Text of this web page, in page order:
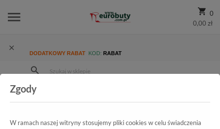
0
0,00 zł
DODATKOWY RABAT KOD: RABAT
Ekskluzywne
Kolekcja
Damskie
Zgody
W ramach naszej witryny stosujemy pliki cookies w celu świadczenia